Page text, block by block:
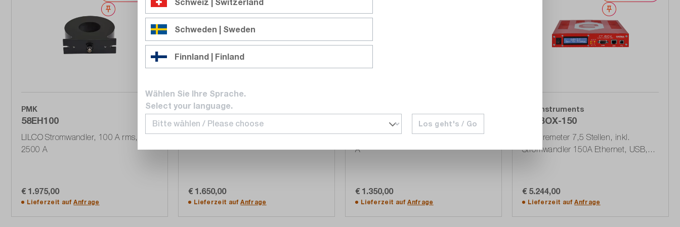
Merken
PMK
58EH100
LILCO Stromwandler, 100 A rms,
2500 A
€ 1.975,00
Lieferzeit aufAnfrage
PMK
13W0100
LILCO Stromwandler BNC 14 ns
€ 1.650,00
Lieferzeit aufAnfrage
13W0500
LILCO Stromwandler, 14 A rms, 1000
A
€ 1.350,00
Lieferzeit aufAnfrage
Merken
ELS Instruments
CT-BOX-150
Amperemeter 7,5 Stellen, inkl.
Stromwandler 150A Ethernet, USB,
€ 5.244,00
Lieferzeit aufAnfrage
Schweden | Sweden
Finnland | Finland
Wählen Sie Ihre Sprache.
Select your language.
Los geht's / Go